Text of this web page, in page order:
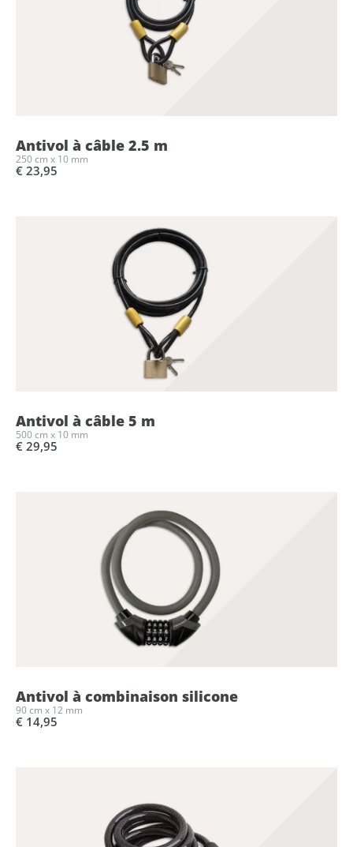
Antivol à câble 2.5 m
250 cm x 10 mm
€ 23,95
Antivol à câble 5 m
500 cm x 10 mm
€ 29,95
Antivol à combinaison silicone
90 cm x 12 mm
€ 14,95